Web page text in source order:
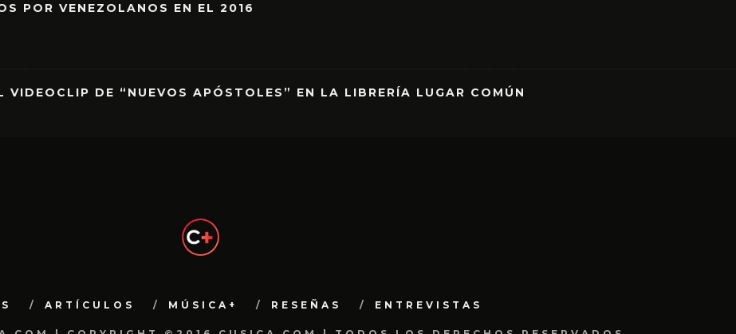
POR VENEZOLANOS EN EL 2016
VIDEOCLIP DE “NUEVOS APÓSTOLES” EN LA LIBRERÍA LUGAR COMÚN
ARTÍCULOS MÚSICA+ RESEÑAS ENTREVISTAS